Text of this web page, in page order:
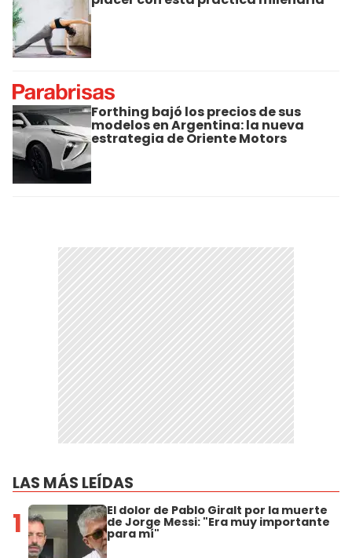
Forthing bajó los precios de sus
modelos en Argentina: la nueva
estrategia de Oriente Motors
LAS MÁS LEÍDAS
1 El dolor de Pablo Giralt por la muerte
de Jorge Messi: "Era muy importante
para mí"